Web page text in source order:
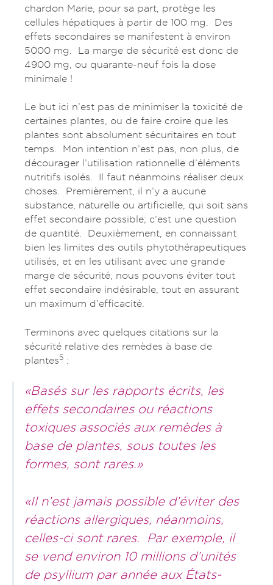
chardon Marie, pour sa part, protège les
cellules hépatiques à partir de 100 mg. Des
effets secondaires se manifestent à environ
5000 mg. La marge de sécurité est donc de
4900 mg, ou quarante-neuf fois la dose
minimale !
Le but ici n’est pas de minimiser la toxicité de
certaines plantes, ou de faire croire que les
plantes sont absolument sécuritaires en tout
temps. Mon intention n’est pas, non plus, de
décourager l’utilisation rationnelle d’éléments
nutritifs isolés. Il faut néanmoins réaliser deux
choses. Premièrement, il n’y a aucune
substance, naturelle ou artificielle, qui soit sans
effet secondaire possible; c’est une question
de quantité. Deuxièmement, en connaissant
bien les limites des outils phytothérapeutiques
utilisés, et en les utilisant avec une grande
marge de sécurité, nous pouvons éviter tout
effet secondaire indésirable, tout en assurant
un maximum d’efficacité.
Terminons avec quelques citations sur la
sécurité relative des remèdes à base de
plantes5 :
«Basés sur les rapports écrits, les
effets secondaires ou réactions
toxiques associés aux remèdes à
base de plantes, sous toutes les
formes, sont rares.»
«Il n’est jamais possible d’éviter des
réactions allergiques, néanmoins,
celles-ci sont rares. Par exemple, il
se vend environ 10 millions d’unités
de psyllium par année aux États-